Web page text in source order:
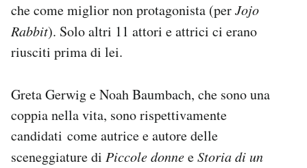
che come miglior non protagonista (perJojo
Rabbit). Solo altri 11 attori e attrici ci erano
riusciti prima di lei.
Greta Gerwig e Noah Baumbach, che sono una
coppia nella vita, sono rispettivamente
candidati come autrice e autore delle
sceneggiature di Piccole donneeStoria di un